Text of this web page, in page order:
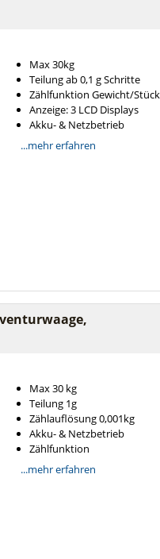
Max 30kg
Teilung ab 0,1 g Schritte
Zählfunktion Gewicht/Stück
Anzeige: 3 LCD Displays
Akku- & Netzbetrieb
...mehr erfahren
Max 30 kg
Teilung 1g
Zählauflösung 0,001kg
Akku- & Netzbetrieb
Zählfunktion
...mehr erfahren